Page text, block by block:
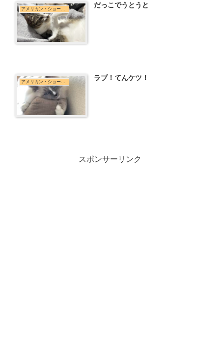
アメリカン・ショートヘア だっこでうとうと
アメリカン・ショートヘア ラブ！てんケツ！
スポンサーリンク